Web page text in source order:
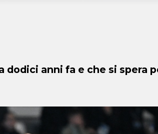
anni fa e che si spera